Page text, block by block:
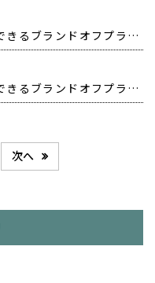
【最大90％OFF‼️愛知県で行列のできるブランドオフプライス POPUP開催❗️】
【最大90％OFF‼️岡山県で行列のできるブランドオフプライス POPUP開催❗️】
次へ